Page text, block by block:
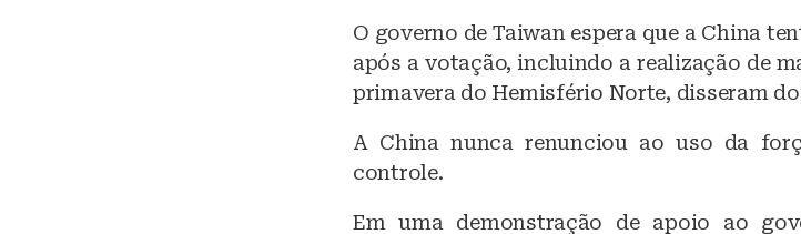
O governo de Taiwan espera que a China
após a votação, incluindo a realização de
primavera do Hemisfério Norte, disseram
A China nunca renunciou ao uso da
controle.
Em uma demonstração de apoio ao